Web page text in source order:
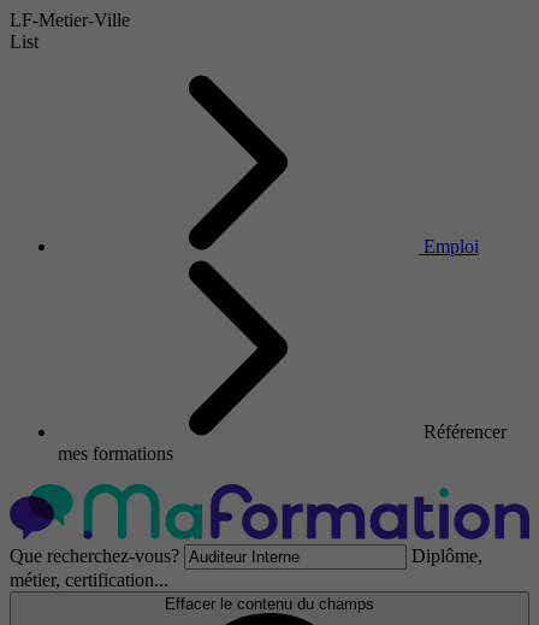
LF-Metier-Ville
List
Emploi
Référencer
mes formations
Que recherchez-vous?
Diplôme,
métier, certification...
Effacer le contenu du champs